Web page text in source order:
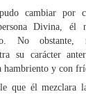
cambiar por
Divina, él
No
su carácter
hambriento y con
que él mezclara